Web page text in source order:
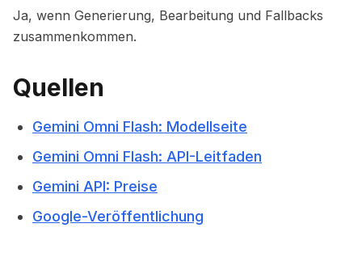
Ja, wenn Generierung, Bearbeitung und Fallbacks
zusammenkommen.
Quellen
Gemini Omni Flash: Modellseite
Gemini Omni Flash: API-Leitfaden
Gemini API: Preise
Google-Veröffentlichung